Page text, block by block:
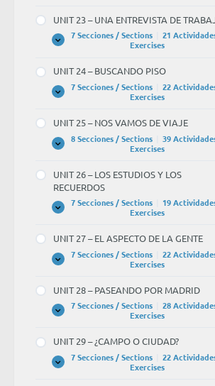
EL
MUNDO
DE
UNIT 23 – UNA ENTREVISTA DE
Expandir
UNIT
UNA
ENTREVISTA
DE
7 Secciones / Sections
21
Exercises
UNIT 24 – BUSCANDO PISO
Expandir
UNIT
BUSCANDO
PISO
7 Secciones / Sections
22
Exercises
UNIT 25 – NOS VAMOS DE VIAJE
Expandir
UNIT
NOS
VAMOS
VIAJE
8 Secciones / Sections
39
Exercises
UNIT 26 – LOS ESTUDIOS Y LOS
RECUERDOS
Expandir
UNIT
LOS
ESTUDIOS
Y
7 Secciones / Sections
19
Exercises
UNIT 27 – EL ASPECTO DE LA GENTE
Expandir
UNIT
EL
ASPECTO
DE
7 Secciones / Sections
22
Exercises
UNIT 28 – PASEANDO POR MADRID
Expandir
UNIT
PASEANDO
POR
MADRID
7 Secciones / Sections
28
Exercises
UNIT 29 – ¿CAMPO O CIUDAD?
Expandir
UNIT
7 Secciones / Sections
22
Exercises